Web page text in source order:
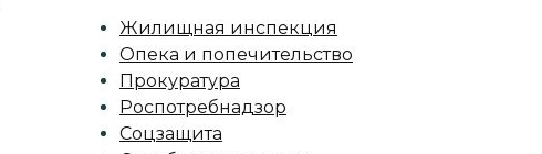
Жилищная инспекция
Опека и попечительство
Прокуратура
Роспотребнадзор
Соцзащита